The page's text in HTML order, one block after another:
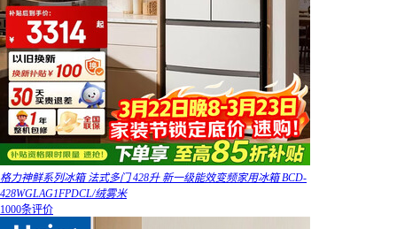
格力神鲜系列冰箱 法式多门 428升 新一级能效变频家用冰箱 BCD-
428WGLAG1FPDCL/绒雾米
1000条评价